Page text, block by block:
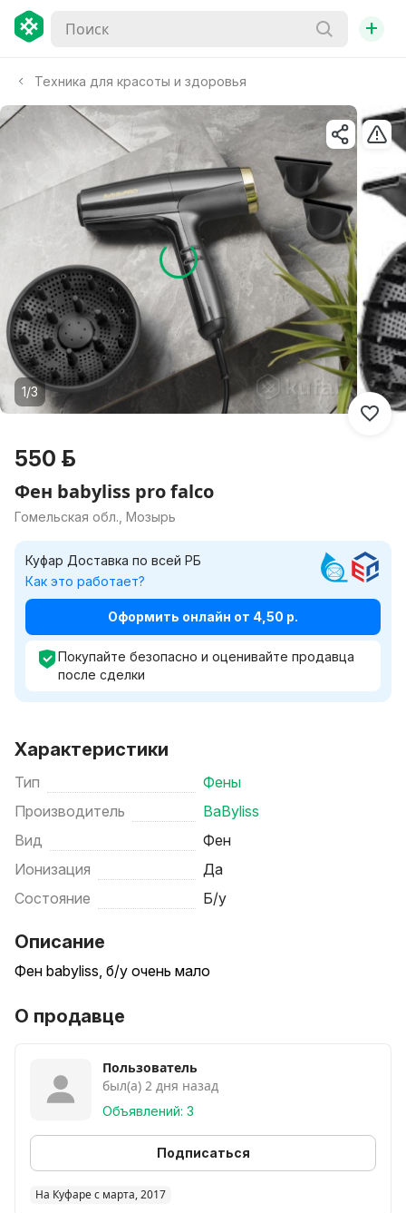
+
Техника для красоты и здоровья
1/3
550 р.
Фен babyliss pro falco
Гомельская обл., Мозырь
Куфар Доставка по всей РБ
Как это работает?
Оформить онлайн от 4,50 р.
Покупайте безопасно и оценивайте продавца
после сделки
Характеристики
Тип
Фены
Производитель
BaByliss
Вид
Фен
Ионизация
Да
Состояние
Б/у
Описание
Фен babyliss, б/у очень мало
О продавце
Пользователь
был(а) 2 дня назад
Объявлений: 3
Подписаться
На Куфаре с марта, 2017